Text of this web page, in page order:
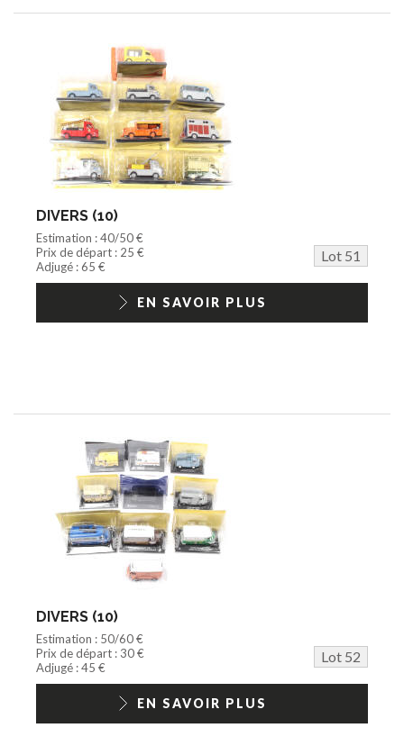
DIVERS (10)
Estimation : 40/50 €
Prix de départ : 25 €
Lot 51
Adjugé : 65 €
EN SAVOIR PLUS
DIVERS (10)
Estimation : 50/60 €
Prix de départ : 30 €
Lot 52
Adjugé : 45 €
EN SAVOIR PLUS